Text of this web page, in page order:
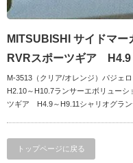
MITSUBISHI サイドマー
RVRスポーツギア H4.9
M-3513（クリア/オレンジ）パジ
H2.10～H10.7ランサーエボリュー
ツギア H4.9～H9.11シャリオグラ
トップページに戻る